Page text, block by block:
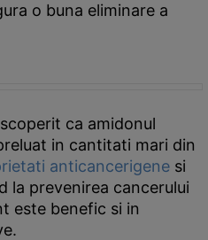
o buna eliminare a
ca amidonul
in cantitati mari din
anticancerigene si
la prevenirea cancerului
este benefic si in